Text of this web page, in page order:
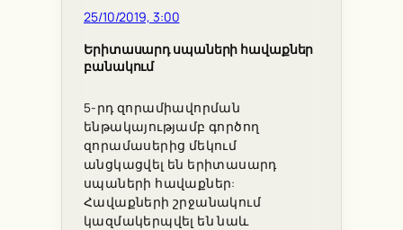
25/10/2019, 3:00
Երիտասարդ սպաների հավաքներ
բանակում
5-րդ զորամիավորման
ենթակայությամբ գործող
զորամասերից մեկում
անցկացվել են երիտասարդ
սպաների հավաքներ:
Հավաքների շրջանակում
կազմակերպվել են նաև